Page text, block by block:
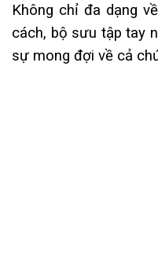
Không chỉ đa dạng
cách, bộ sưu tập tay
sự mong đợi về cả